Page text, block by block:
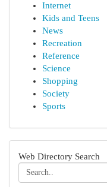
Internet
Kids and Teens
News
Recreation
Reference
Science
Shopping
Society
Sports
Web Directory Search